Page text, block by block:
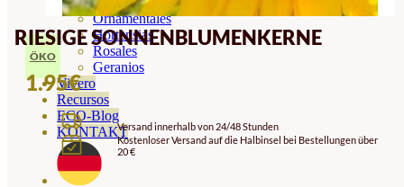
Ornamentales
Hortensias
Rosales
Geranios
Vivero
Recursos
ECO-Blog
KONTAKT
RIESIGE SONNENBLUMENKERNE
ÖKO
1.95€
Versand innerhalb von 24/48 Stunden
Kostenloser Versand auf die Halbinsel bei Bestellungen über
20 €